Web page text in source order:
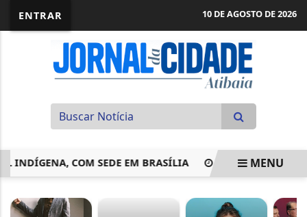
ENTRAR 10 DE AGOSTO DE 2026
INDÍGENA, COM SEDE EM BRASÍLIA GASTOS DEMENU